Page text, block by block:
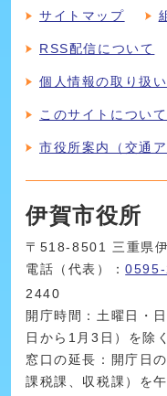
サイトマップ
RSS配信について
個人情報の取り扱
このサイトについて
市役所案内（交通ア
伊賀市役所
〒518-8501 三重県
電話（代表）：0595-
2440
開庁時間：土曜日・
日から1月3日）を除
窓口の延長：開庁日
課税課、収税課）を